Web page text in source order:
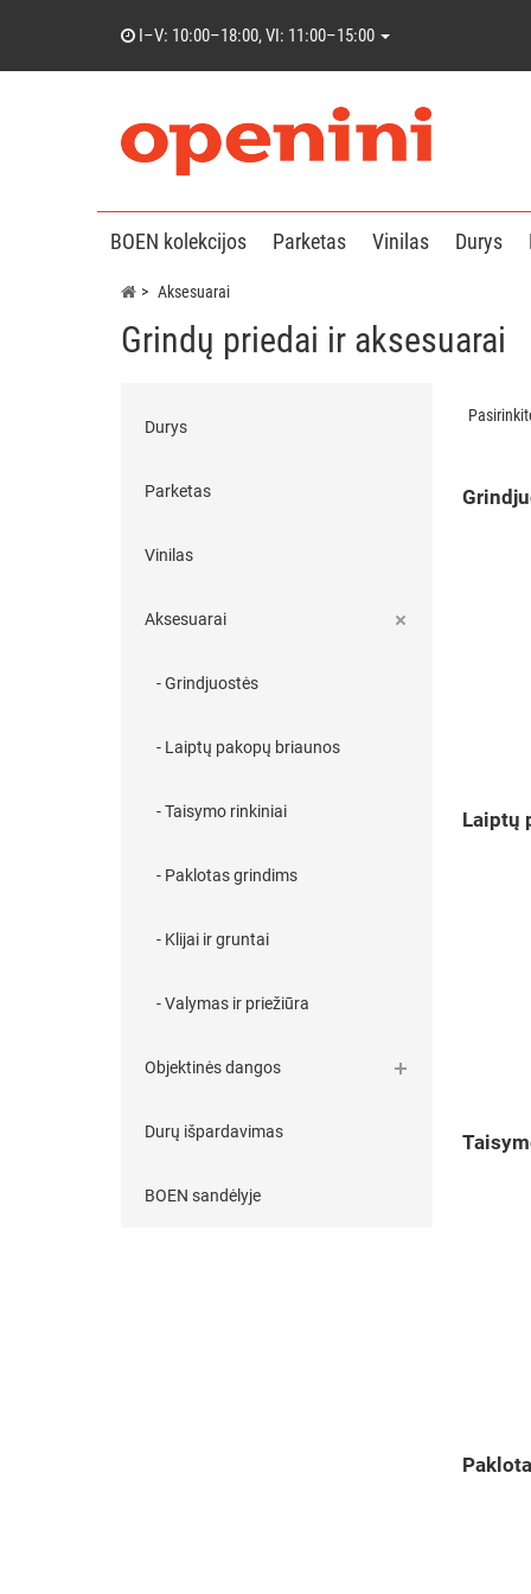
I–V: 10:00–18:00, VI: 11:00–15:00
BOEN kolekcijos Parketas Vinilas Durys
Aksesuarai
Grindų priedai ir aksesuarai
Durys
Parketas
Vinilas
Aksesuarai
- Grindjuostės
- Laiptų pakopų briaunos
- Taisymo rinkiniai
- Paklotas grindims
- Klijai ir gruntai
- Valymas ir priežiūra
Objektinės dangos
Durų išpardavimas
BOEN sandėlyje
Laiptų